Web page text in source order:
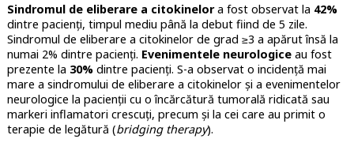
Sindromul de eliberare a citokinelora fost observat la 42%
dintre pacienți, timpul mediu până la debut fiind de 5 zile.
Sindromul de eliberare a citokinelor de grad ≥3 a apărut însă la
numai 2% dintre pacienți. Evenimentele neurologiceau fost
prezente la 30%dintre pacienți. S-a observat o incidență mai
mare a sindromului de eliberare a citokinelor și a evenimentelor
neurologice la pacienții cu o încărcătură tumorală ridicată sau
markeri inflamatori crescuți, precum și la cei care au primit o
terapie de legătură (bridging therapy).